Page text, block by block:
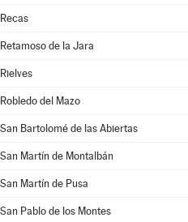
Recas
Retamoso de la Jara
Rielves
Robledo del Mazo
San Bartolomé de las Abiertas
San Martín de Montalbán
San Martín de Pusa
San Pablo de los Montes